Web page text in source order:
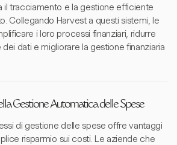
il tracciamento e la gestione efficiente
Collegando Harvest a questi sistemi, le
i loro processi finanziari, ridurre
dati e migliorare la gestione finanziaria
Gestione Automatica delle Spese
di gestione delle spese offre vantaggi
risparmio sui costi. Le aziende che